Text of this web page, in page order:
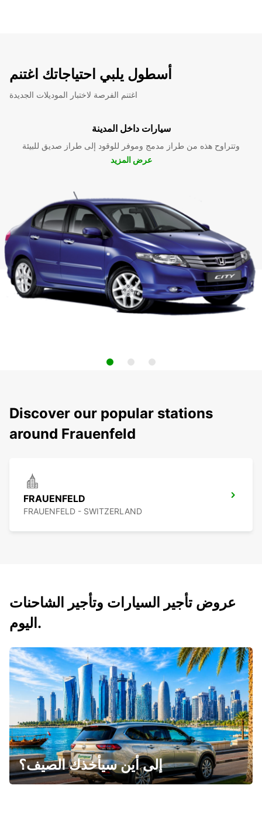
أسطول يلبي احتياجاتك اغتنم
اغتنم الفرصة لاختبار الموديلات الجديدة
سيارات داخل المدينة
وتتراوح هذه من طراز مدمج وموفر للوقود إلى طراز صديق للبيئة
عرض المزيد
Discover our popular stations
around Frauenfeld
FRAUENFELD
FRAUENFELD - SWITZERLAND
عروض تأجير السيارات وتأجير الشاحنات
اليوم.
إلى أين سيأخذك الصيف؟